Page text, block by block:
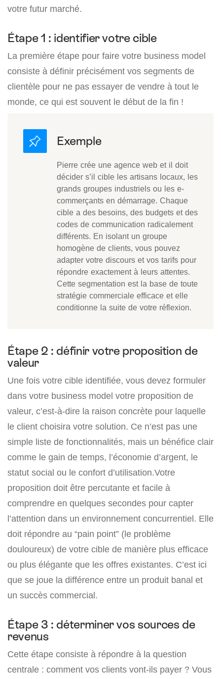
votre futur marché.
Étape 1 : identifier votre cible
La première étape pour faire votre business model
consiste à définir précisément vos segments de
clientèle pour ne pas essayer de vendre à tout le
monde, ce qui est souvent le début de la fin !
Pierre crée une agence web et il doit
décider s’il cible les artisans locaux, les
grands groupes industriels ou les e-
commerçants en démarrage. Chaque
cible a des besoins, des budgets et des
codes de communication radicalement
différents. En isolant un groupe
homogène de clients, vous pouvez
adapter votre discours et vos tarifs pour
répondre exactement à leurs attentes.
Cette segmentation est la base de toute
stratégie commerciale efficace et elle
conditionne la suite de votre réflexion.
Étape 2 : définir votre proposition de
valeur
Une fois votre cible identifiée, vous devez formuler
dans votre business model votre proposition de
valeur, c’est-à-dire la raison concrète pour laquelle
le client choisira votre solution. Ce n’est pas une
simple liste de fonctionnalités, mais un bénéfice clair
comme le gain de temps, l’économie d’argent, le
statut social ou le confort d’utilisation.Votre
proposition doit être percutante et facile à
comprendre en quelques secondes pour capter
l’attention dans un environnement concurrentiel. Elle
doit répondre au “pain point” (le problème
douloureux) de votre cible de manière plus efficace
ou plus élégante que les offres existantes. C’est ici
que se joue la différence entre un produit banal et
un succès commercial.
Étape 3 : déterminer vos sources de
revenus
Cette étape consiste à répondre à la question
centrale : comment vos clients vont-ils payer ? Vous